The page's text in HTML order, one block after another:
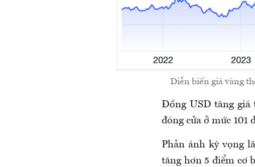
Diễn biến giá vàng
Đồng USD tăng giá
đóng cửa ở mức 101
Phản ánh kỳ vọng
tăng hơn 5 điểm cơ